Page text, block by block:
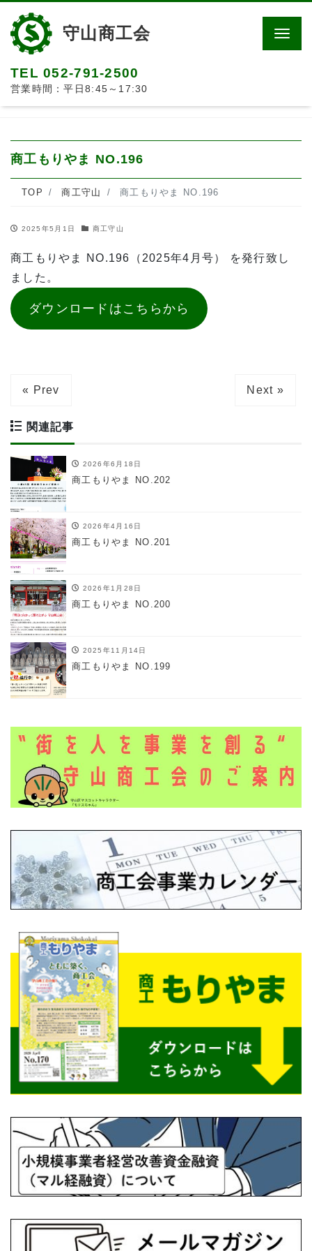
守山商工会
TEL 052-791-2500
営業時間：平日8:45～17:30
商工もりやま NO.196
TOP 商工守山 商工もりやま NO.196
2025年5月1日 商工守山
商工もりやま NO.196（2025年4月号） を発行致し
ました。
ダウンロードはこちらから
« Prev Next »
関連記事
2026年6月18日
商工もりやま NO.202
2026年4月16日
商工もりやま NO.201
2026年1月28日
商工もりやま NO.200
2025年11月14日
商工もりやま NO.199